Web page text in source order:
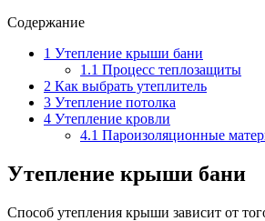
Содержание
1 Утепление крыши бани
1.1 Процесс теплозащиты
2 Как выбрать утеплитель
3 Утепление потолка
4 Утепление кровли
4.1 Пароизоляционные
Утепление крыши бани
Способ утепления крыши зависит от